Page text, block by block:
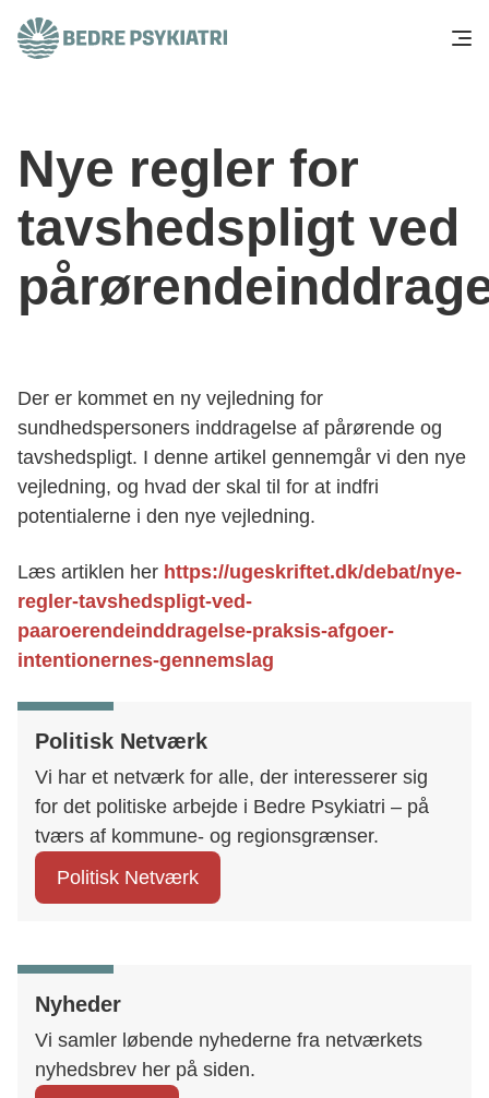
Tal og fakta
Om os
Vær med
Støt os
Søg
Nye regler for
tavshedspligt ved
Der er kommet en ny vejledning for
sundhedspersoners inddragelse af pårørende og
tavshedspligt. I denne artikel gennemgår vi den nye
vejledning, og hvad der skal til for at indfri
potentialerne i den nye vejledning.
Læs artiklen her https://ugeskriftet.dk/debat/nye-
regler-tavshedspligt-ved-
paaroerendeinddragelse-praksis-afgoer-
intentionernes-gennemslag
Politisk Netværk
Vi har et netværk for alle, der interesserer sig
for det politiske arbejde i Bedre Psykiatri – på
tværs af kommune- og regionsgrænser.
Politisk Netværk
Nyheder
Vi samler løbende nyhederne fra netværkets
nyhedsbrev her på siden.